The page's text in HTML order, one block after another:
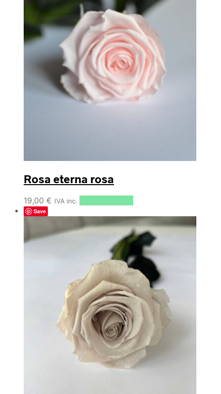
Rosa eterna rosa
19,00 € IVA inc.
Save